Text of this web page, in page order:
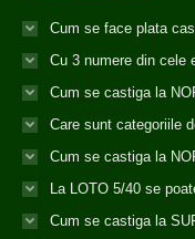
Cum se face plata
Cu 3 numere din cele
Cum se castiga la
Care sunt categoriile
Cum se castiga la
La LOTO 5/40 se
Cum se castiga la